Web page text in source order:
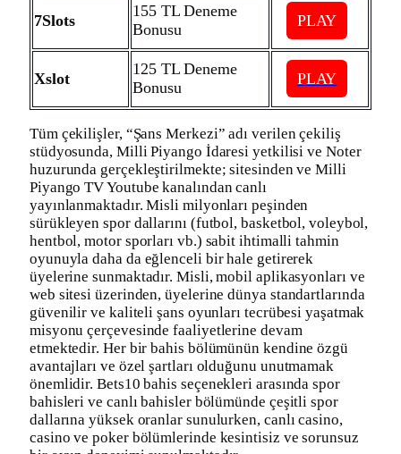
7Slots
155 TL Deneme
Bonusu
PLAY
Xslot
125 TL Deneme
Bonusu
PLAY
Tüm çekilişler, “Şans Merkezi” adı verilen çekiliş
stüdyosunda, Milli Piyango İdaresi yetkilisi ve Noter
huzurunda gerçekleştirilmekte; sitesinden ve Milli
Piyango TV Youtube kanalından canlı
yayınlanmaktadır. Misli milyonları peşinden
sürükleyen spor dallarını (futbol, basketbol, voleybol,
hentbol, motor sporları vb.) sabit ihtimalli tahmin
oyunuyla daha da eğlenceli bir hale getirerek
üyelerine sunmaktadır. Misli, mobil aplikasyonları ve
web sitesi üzerinden, üyelerine dünya standartlarında
güvenilir ve kaliteli şans oyunları tecrübesi yaşatmak
misyonu çerçevesinde faaliyetlerine devam
etmektedir. Her bir bahis bölümünün kendine özgü
avantajları ve özel şartları olduğunu unutmamak
önemlidir. Bets10 bahis seçenekleri arasında spor
bahisleri ve canlı bahisler bölümünde çeşitli spor
dallarına yüksek oranlar sunulurken, canlı casino,
casino ve poker bölümlerinde kesintisiz ve sorunsuz